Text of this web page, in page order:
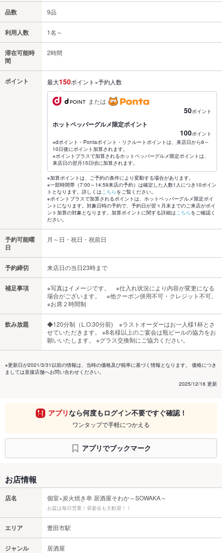
品数 9品
利用人数 1名～
滞在可能時
間
2時間
ポイント 最大150ポイント×予約人数
または
50ポイント
ホットペッパーグルメ限定ポイント
100ポイント
※dポイント・Pontaポイント・リクルートポイントは、来店日から6～
10日後にポイント加算されます。
※ポイントプラスで加算されるホットペッパーグルメ限定ポイントは、
来店日の翌月15日頃に加算されます。
※加算ポイントは、ご予約の条件により変動する場合があります。
※一部時間帯（7:00～14:59来店の予約）は確定した人数1人につき10ポイン
トとなります。詳しくはこちらをご覧ください。
※ポイントプラスで加算されるポイントは、ホットペッパーグルメ限定ポイ
ントになります。対象日時の予約で、予約日が翌々月末までのご来店がポイ
ント加算の対象となります。加算ポイントに関する詳細はこちらをご確認く
ださい。
予約可能曜
日
月～日・祝日・祝前日
予約締切 来店日の当日23時まで
補足事項
※写真はイメージです。 ※仕入れ状況により内容が変更になる
場合がございます。 ※他クーポン併用不可・クレジット不可。
※お席２時間制
飲み放題
◆120分制（L.O.30分前) ※ラストオーダーはお一人様1杯とさ
せていただきます。 ※8名様以上のご宴会は瓶ビールの協力をお
願いいたします。 ※グラス交換制にご協力ください。
※更新日が2021/3/31以前の情報は、当時の価格及び税率に基づく情報となります。 価格につき
ましては直接店舗へお問い合わせください。
2025/12/16 更新
アプリなら何度もログイン不要ですぐ確認！
ワンタップで手軽につかえる
アプリでブックマーク
お店情報
店名 個室×炭火焼き串 居酒屋そわか～SOWAKA～
お盆は毎日営業！昼宴会も大歓迎！！
エリア 豊田市駅
ジャンル 居酒屋